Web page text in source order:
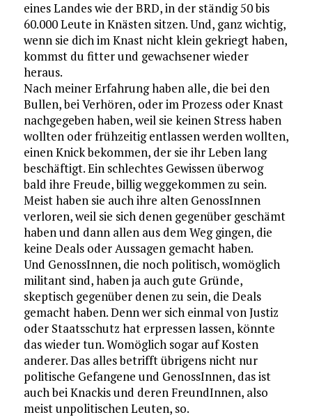
eines Landes wie der BRD, in der ständig 50 bis
60.000 Leute in Knästen sitzen. Und, ganz wichtig,
wenn sie dich im Knast nicht klein gekriegt haben,
kommst du fitter und gewachsener wieder
heraus.
Nach meiner Erfahrung haben alle, die bei den
Bullen, bei Verhören, oder im Prozess oder Knast
nachgegeben haben, weil sie keinen Stress haben
wollten oder frühzeitig entlassen werden wollten,
einen Knick bekommen, der sie ihr Leben lang
beschäftigt. Ein schlechtes Gewissen überwog
bald ihre Freude, billig weggekommen zu sein.
Meist haben sie auch ihre alten GenossInnen
verloren, weil sie sich denen gegenüber geschämt
haben und dann allen aus dem Weg gingen, die
keine Deals oder Aussagen gemacht haben.
Und GenossInnen, die noch politisch, womöglich
militant sind, haben ja auch gute Gründe,
skeptisch gegenüber denen zu sein, die Deals
gemacht haben. Denn wer sich einmal von Justiz
oder Staatsschutz hat erpressen lassen, könnte
das wieder tun. Womöglich sogar auf Kosten
anderer. Das alles betrifft übrigens nicht nur
politische Gefangene und GenossInnen, das ist
auch bei Knackis und deren FreundInnen, also
meist unpolitischen Leuten, so.